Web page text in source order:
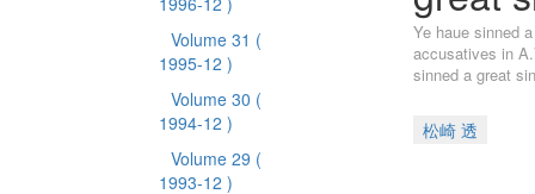
Volume 31 (
1995-12 )
Volume 30 (
1994-12 )
Volume 29 (
1993-12 )
Ye haue sinned
accusatives in
sinned a great
松崎 透